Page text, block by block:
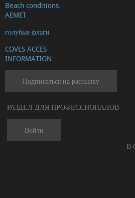
Beach conditions.
AEMET
голубые флаги
COVES ACCES
INFORMATION
Подписаться на рассылку
РАЗДЕЛ ДЛЯ ПРОФЕССИОНАЛОВ
Войти
В